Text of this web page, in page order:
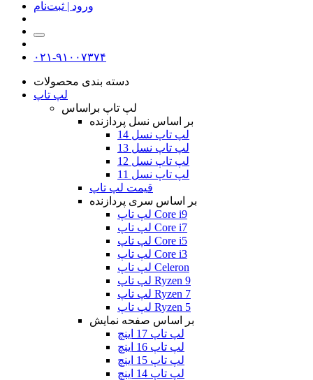
ورود | ثبت‌نام
۰۲۱-۹۱۰۰۷۳۷۴
دسته بندی محصولات
لپ تاپ
لپ تاپ براساس
بر اساس نسل پردازنده
لپ تاپ نسل 14
لپ تاپ نسل 13
لپ تاپ نسل 12
لپ تاپ نسل 11
قیمت لپ تاپ
بر اساس سری پردازنده
لپ تاپ Core i9
لپ تاپ Core i7
لپ تاپ Core i5
لپ تاپ Core i3
لپ تاپ Celeron
لپ تاپ Ryzen 9
لپ تاپ Ryzen 7
لپ تاپ Ryzen 5
بر اساس صفحه نمایش
لپ تاپ 17 اینچ
لپ تاپ 16 اینچ
لپ تاپ 15 اینچ
لپ تاپ 14 اینچ